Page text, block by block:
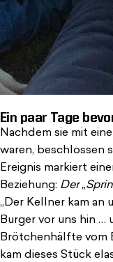
Ein paar Tage
Nachdem sie mit
waren, beschlossen
Ereignis markiert
Beziehung: Der
„Der Kellner kam an
Burger vor uns hin …
Brötchenhälfte vom
kam dieses Stück